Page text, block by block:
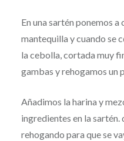
En una sartén ponemos
mantequilla y cuando se
la cebolla, cortada muy
gambas y rehogamos un
Añadimos la harina y
ingredientes en la sartén.
rehogando para que se